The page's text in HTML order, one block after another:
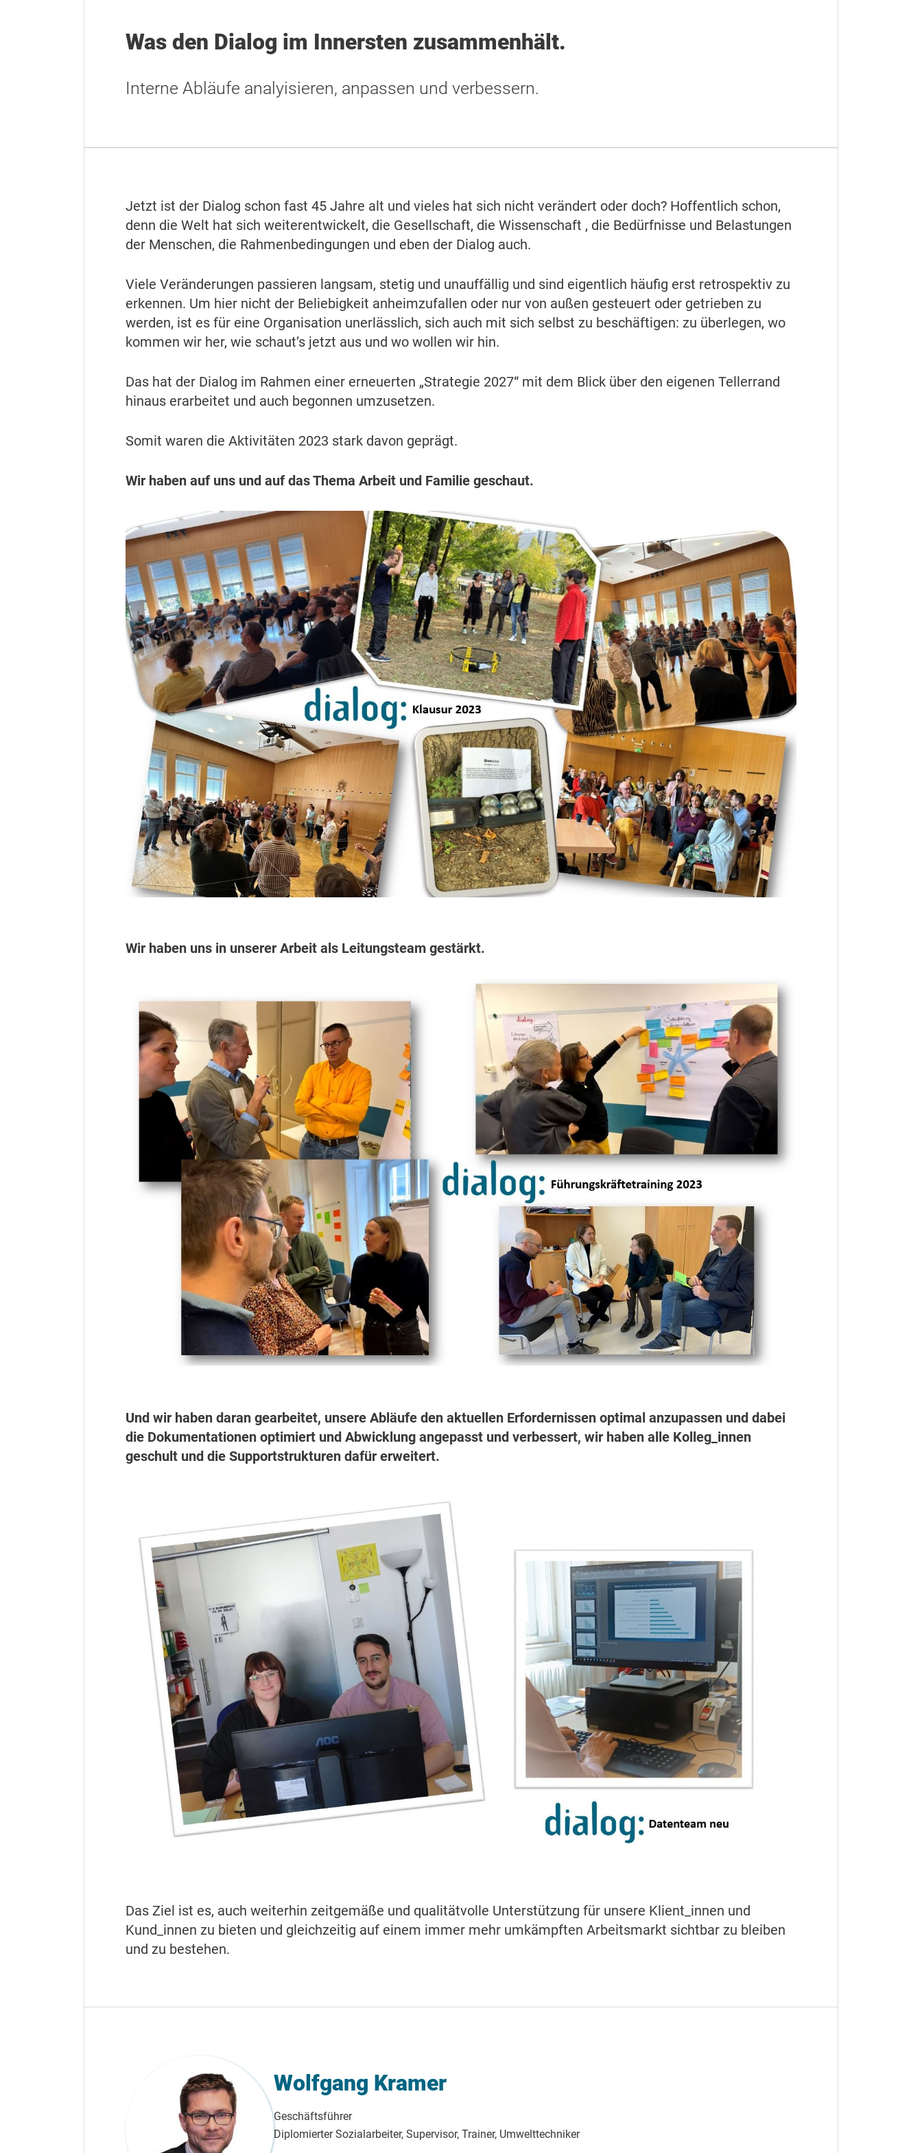
Was den Dialog im Innersten zusammenhält.
Interne Abläufe analyisieren, anpassen und verbessern.
Jetzt ist der Dialog schon fast 45 Jahre alt und vieles hat sich nicht verändert oder doch? Hoffentlich schon,
denn die Welt hat sich weiterentwickelt, die Gesellschaft, die Wissenschaft , die Bedürfnisse und Belastungen
der Menschen, die Rahmenbedingungen und eben der Dialog auch.
Viele Veränderungen passieren langsam, stetig und unauffällig und sind eigentlich häufig erst retrospektiv zu
erkennen. Um hier nicht der Beliebigkeit anheimzufallen oder nur von außen gesteuert oder getrieben zu
werden, ist es für eine Organisation unerlässlich, sich auch mit sich selbst zu beschäftigen: zu überlegen, wo
kommen wir her, wie schaut’s jetzt aus und wo wollen wir hin.
Das hat der Dialog im Rahmen einer erneuerten „Strategie 2027“ mit dem Blick über den eigenen Tellerrand
hinaus erarbeitet und auch begonnen umzusetzen.
Somit waren die Aktivitäten 2023 stark davon geprägt.
Wir haben auf uns und auf das Thema Arbeit und Familie geschaut.
Wir haben uns in unserer Arbeit als Leitungsteam gestärkt.
Und wir haben daran gearbeitet, unsere Abläufe den aktuellen Erfordernissen optimal anzupassen und dabei
die Dokumentationen optimiert und Abwicklung angepasst und verbessert, wir haben alle Kolleg_innen
geschult und die Supportstrukturen dafür erweitert.
Das Ziel ist es, auch weiterhin zeitgemäße und qualitätvolle Unterstützung für unsere Klient_innen und
Kund_innen zu bieten und gleichzeitig auf einem immer mehr umkämpften Arbeitsmarkt sichtbar zu bleiben
und zu bestehen.
Wolfgang Kramer
Geschäftsführer
Diplomierter Sozialarbeiter, Supervisor, Trainer, Umwelttechniker